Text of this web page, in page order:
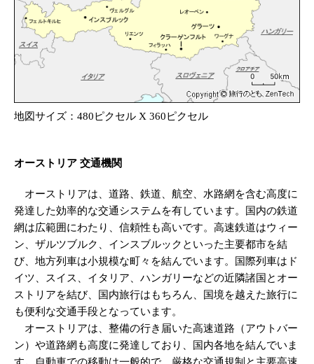
地図サイズ：480ピクセル X 360ピクセル
オーストリア 交通機関
オーストリアは、道路、鉄道、航空、水路網を含む高度に
発達した効率的な交通システムを有しています。国内の鉄道
網は広範囲にわたり、信頼性も高いです。高速鉄道はウィー
ン、ザルツブルク、インスブルックといった主要都市を結
び、地方列車は小規模な町々を結んでいます。国際列車はド
イツ、スイス、イタリア、ハンガリーなどの近隣諸国とオー
ストリアを結び、国内旅行はもちろん、国境を越えた旅行に
も便利な交通手段となっています。
オーストリアは、整備の行き届いた高速道路（アウトバー
ン）や道路網も高度に発達しており、国内各地を結んでいま